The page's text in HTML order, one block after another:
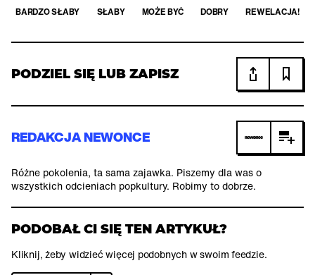
BARDZO SŁABY SŁABY MOŻE BYĆ DOBRY REWELACJA!
PODZIEL SIĘ LUB ZAPISZ
REDAKCJA NEWONCE
Różne pokolenia, ta sama zajawka. Piszemy dla was o
wszystkich odcieniach popkultury. Robimy to dobrze.
PODOBAŁ CI SIĘ TEN ARTYKUŁ?
Kliknij, żeby widzieć więcej podobnych w swoim feedzie.